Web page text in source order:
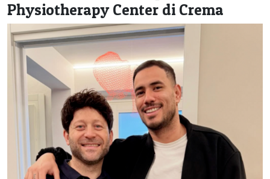
SEZIONI
CERCA
Physiotherapy Center di Crema